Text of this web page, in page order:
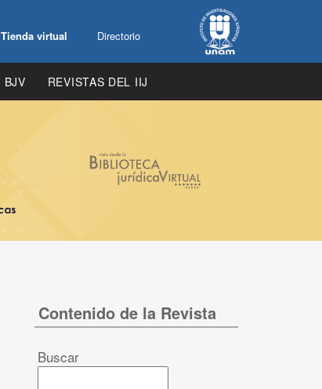
Tienda virtual Directorio
BJV REVISTAS DEL IIJ
Contenido de la Revista
Buscar